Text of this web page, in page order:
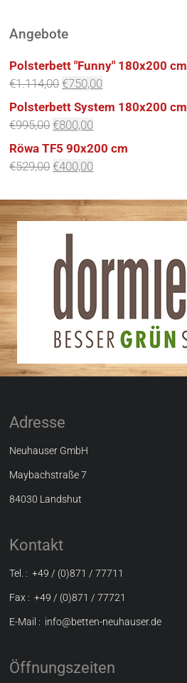
Angebote
Polsterbett "Funny" 180x200 cm
€1.114,00 €750,00
Polsterbett System 180x200 cm
€995,00 €800,00
Röwa TF5 90x200 cm
€529,00 €400,00
Adresse
Neuhauser GmbH
Maybachstraße 7
84030 Landshut
Kontakt
Tel. : +49 / (0)871 / 77711
Fax : +49 / (0)871 / 77721
E-Mail : info@betten-neuhauser.de
Öffnungszeiten